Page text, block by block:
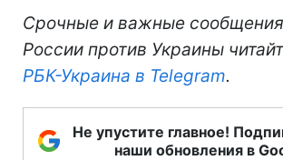
Срочные и важные
России против Украины
РБК-Украина в Telegram.
Не упустите главное!
наши обновления в